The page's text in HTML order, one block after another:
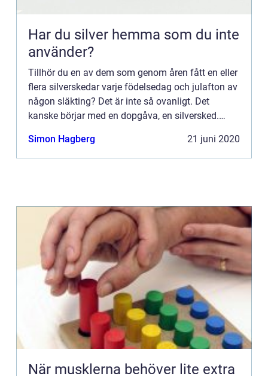
Har du silver hemma som du inte
använder?
Tillhör du en av dem som genom åren fått en eller
flera silverskedar varje födelsedag och julafton av
någon släkting? Det är inte så ovanligt. Det
kanske börjar med en dopgåva, en silversked.
Simon Hagberg 21 juni 2020
När musklerna behöver lite extra